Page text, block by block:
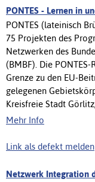
PONTES - Lernen in
PONTES (lateinisch
75 Projekten des
Netzwerken des
(BMBF). Die
Grenze zu den EU-
gelegenen
Kreisfreie Stadt
Mehr Info
Link als defekt melden
Netzwerk Integration